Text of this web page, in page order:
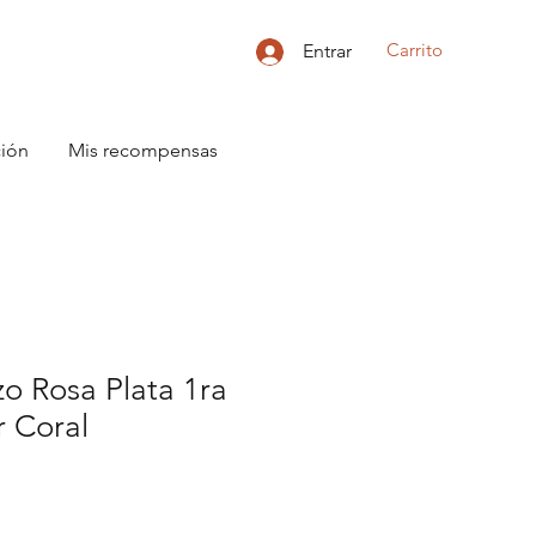
Entrar Carrito
Mis recompensas
Rosa Plata 1ra
Coral